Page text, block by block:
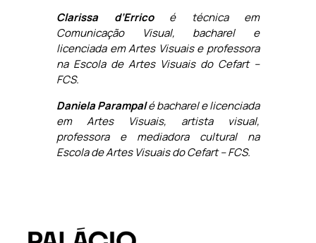
Clarissa d’Errico
é técnica em
Comunicação Visual, bacharel e
licenciada em Artes Visuais e professora
na Escola de Artes Visuais do Cefart –
FCS.
Daniela Parampalé bacharel e licenciada
em Artes Visuais, artista visual,
professora e mediadora cultural na
Escola de Artes Visuais do Cefart – FCS.